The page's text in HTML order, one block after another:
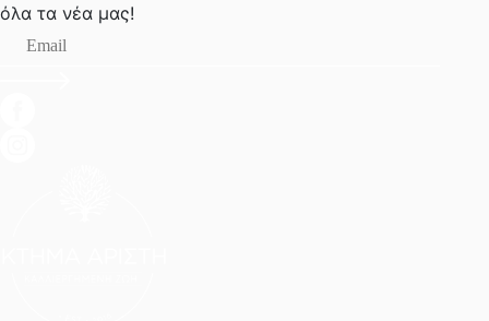
όλα τα νέα μας!